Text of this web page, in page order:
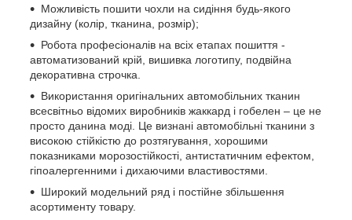
Можливість пошити чохли на сидіння будь-якого
дизайну (колір, тканина, розмір);
Робота професіоналів на всіх етапах пошиття -
автоматизований крій, вишивка логотипу, подвійна
декоративна строчка.
Використання оригінальних автомобільних тканин
всесвітньо відомих виробників жаккард і гобелен – це не
просто данина моді. Це визнані автомобільні тканини з
високою стійкістю до розтягування, хорошими
показниками морозостійкості, антистатичним ефектом,
гіпоалергенними і дихаючими властивостями.
Широкий модельний ряд і постійне збільшення
асортименту товару.